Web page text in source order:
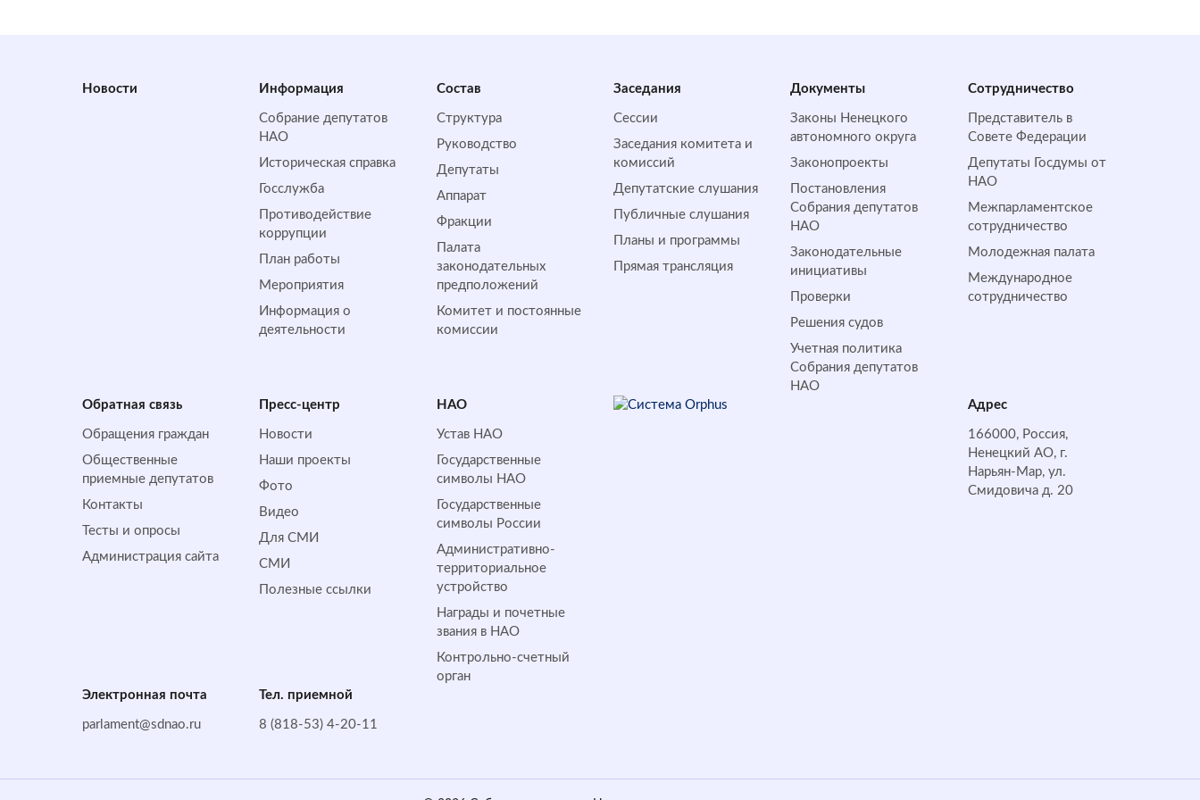
Новости Информация
Собрание депутатов
НАО
Историческая справка
Госслужба
Противодействие
коррупции
План работы
Мероприятия
Информация о
деятельности
Состав
Структура
Руководство
Депутаты
Аппарат
Фракции
Палата
законодательных
предположений
Комитет и постоянные
комиссии
Заседания
Сессии
Заседания комитета и
комиссий
Депутатские слушания
Публичные слушания
Планы и программы
Прямая трансляция
Документы
Законы Ненецкого
автономного округа
Законопроекты
Постановления
Собрания депутатов
НАО
Законодательные
инициативы
Проверки
Решения судов
Учетная политика
Собрания депутатов
НАО
Сотрудничество
Представитель в
Совете Федерации
Депутаты Госдумы от
НАО
Межпарламентское
сотрудничество
Молодежная палата
Международное
сотрудничество
Обратная cвязь
Обращения граждан
Общественные
приемные депутатов
Контакты
Тесты и опросы
Администрация сайта
Пресс-центр
Новости
Наши проекты
Фото
Видео
Для СМИ
СМИ
Полезные ссылки
НАО
Устав НАО
Государственные
символы НАО
Государственные
символы России
Административно-
территориальное
устройство
Награды и почетные
звания в НАО
Контрольно-счетный
орган
Адрес
166000, Россия,
Ненецкий АО, г.
Нарьян-Мар, ул.
Смидовича д. 20
Электронная почта
parlament@sdnao.ru
Тел. приемной
8 (818-53) 4-20-11